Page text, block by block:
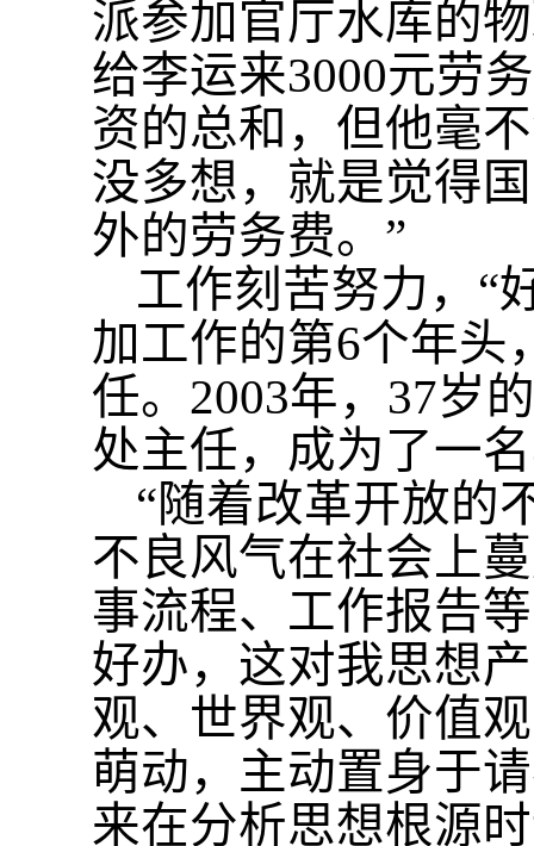
派参加官厅水库的
给李运来3000元劳
资的总和，但他毫
没多想，就是觉得
外的劳务费。”
工作刻苦努力， “
加工作的第6个年头
任。2003年，37岁
处主任，成为了一
“随着改革开放的
不良风气在社会上
事流程、工作报告
好办，这对我思想
观、世界观、价值
萌动，主动置身于
来在分析思想根源